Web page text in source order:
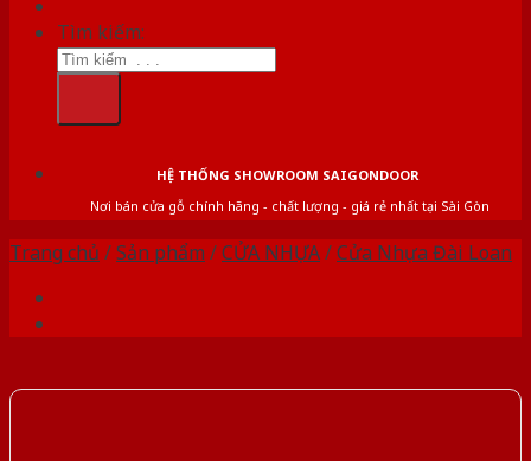
Tìm kiếm:
HỆ THỐNG SHOWROOM SAIGONDOOR
Nơi bán cửa gỗ chính hãng - chất lượng - giá rẻ nhất tại Sài Gòn
Trang chủ /Sản phẩm /CỬA NHỰA/Cửa Nhựa Đài Loan